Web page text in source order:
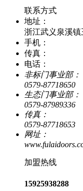
联系方式
地址：
浙江武义泉溪
手机：
传真：
电话：
非标门事业部：
0579-87718650
生态门事业部：
0579-87989336
传真：
0579-87718653
网址：
加盟热线
15925938288